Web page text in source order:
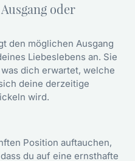
oder
den möglichen Ausgang
Liebeslebens an. Sie
dich erwartet, welche
deine derzeitige
wird.
Position auftauchen,
du auf eine ernsthafte